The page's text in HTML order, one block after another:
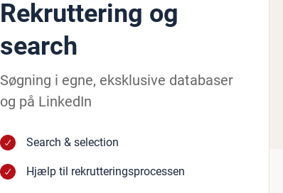
Rekruttering og
search
Søgning i egne, eksklusive databaser
og på LinkedIn
Search & selection
Hjælp til rekrutteringsprocessen